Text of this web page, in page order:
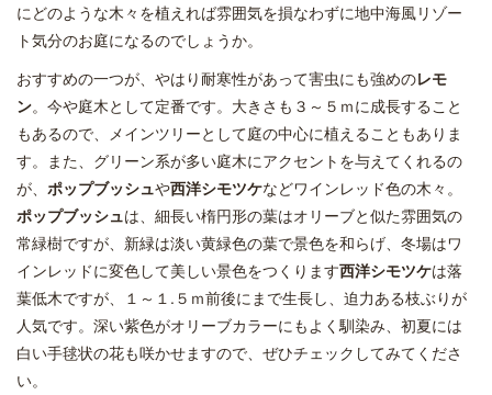
にどのような木々を植えれば雰囲気を損なわずに地中海風リゾー
ト気分のお庭になるのでしょうか。
おすすめの一つが、やはり耐寒性があって害虫にも強めのレモ
ン。今や庭木として定番です。大きさも３～５ｍに成長すること
もあるので、メインツリーとして庭の中心に植えることもありま
す。また、グリーン系が多い庭木にアクセントを与えてくれるの
が、 ポップブッシュや西洋シモツケなどワインレッド色の木々。
ポップブッシュは、細長い楕円形の葉はオリーブと似た雰囲気の
常緑樹ですが、新緑は淡い黄緑色の葉で景色を和らげ、冬場はワ
インレッドに変色して美しい景色をつくります西洋シモツケは落
葉低木ですが、１～１.５ｍ前後にまで生長し、迫力ある枝ぶりが
人気です。深い紫色がオリーブカラーにもよく馴染み、初夏には
白い手毬状の花も咲かせますので、ぜひチェックしてみてくださ
い。